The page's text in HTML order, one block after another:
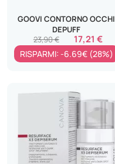
GOOVI CONTORNO OCCHI
DEPUFF
17,21 €
23,90 €
RISPARMI: -6.69€ (28%)